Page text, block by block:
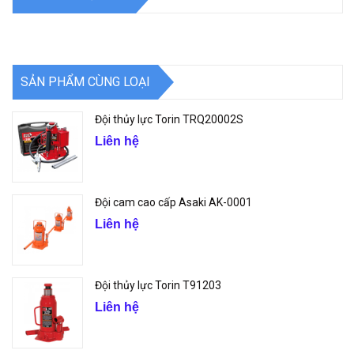
SẢN PHẨM CÙNG LOẠI
Đội thủy lực Torin TRQ20002S
Liên hệ
Đội cam cao cấp Asaki AK-0001
Liên hệ
Đội thủy lực Torin T91203
Liên hệ